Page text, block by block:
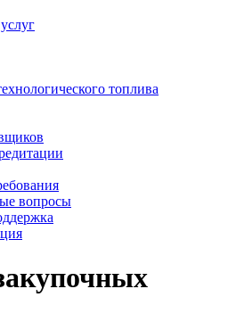
топлива
вопросы